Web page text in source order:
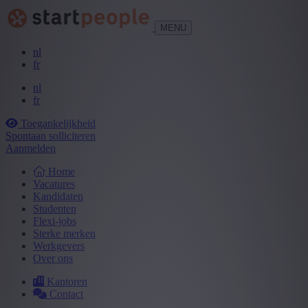
MENU
nl
fr
nl
fr
Toegankelijkheid
Spontaan solliciteren
Aanmelden
Home
Vacatures
Kandidaten
Studenten
Flexi-jobs
Sterke merken
Werkgevers
Over ons
Kantoren
Contact